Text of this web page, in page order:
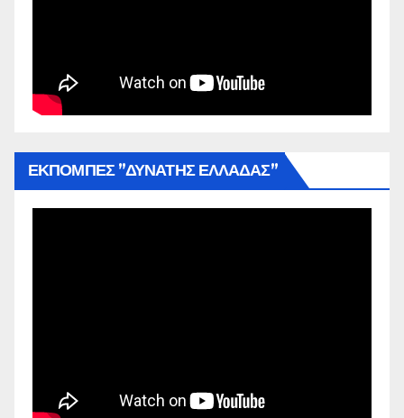
ΕΚΠΟΜΠΕΣ ”ΔΥΝΑΤΗΣ ΕΛΛΑΔΑΣ”